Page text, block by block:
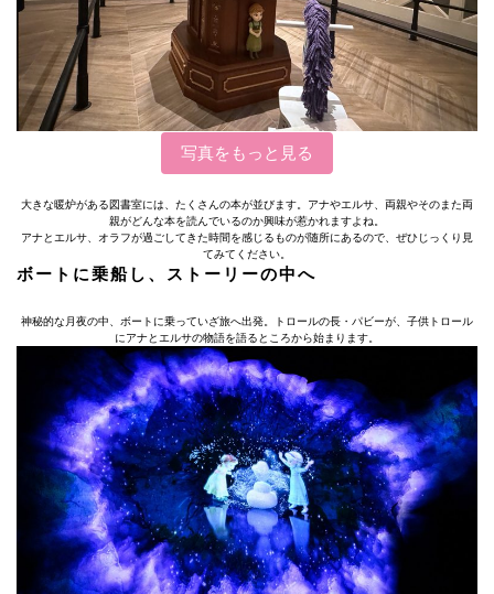
写真をもっと見る
大きな暖炉がある図書室には、たくさんの本が並びます。アナやエルサ、両親やそのまた両
親がどんな本を読んでいるのか興味が惹かれますよね。
アナとエルサ、オラフが過ごしてきた時間を感じるものが随所にあるので、ぜひじっくり見
てみてください。
ボートに乗船し、ストーリーの中へ
神秘的な月夜の中、ボートに乗っていざ旅へ出発。トロールの長・パビーが、子供トロール
にアナとエルサの物語を語るところから始まります。